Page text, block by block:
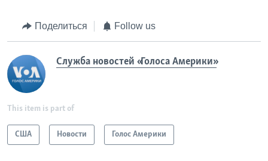
Поделиться Follow us
Служба новостей «Голоса Америки»
This item is part of
США Новости Голос Америки